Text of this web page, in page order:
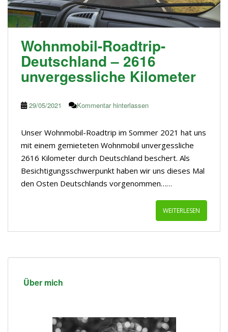
Wohnmobil-Roadtrip-
Deutschland – 2616
unvergessliche Kilometer
29/05/2021 Kommentar hinterlassen
Unser Wohnmobil-Roadtrip im Sommer 2021 hat uns
mit einem gemieteten Wohnmobil unvergessliche
2616 Kilometer durch Deutschland beschert. Als
Besichtigungsschwerpunkt haben wir uns dieses Mal
den Osten Deutschlands vorgenommen……
WEITERLESEN
Über mich